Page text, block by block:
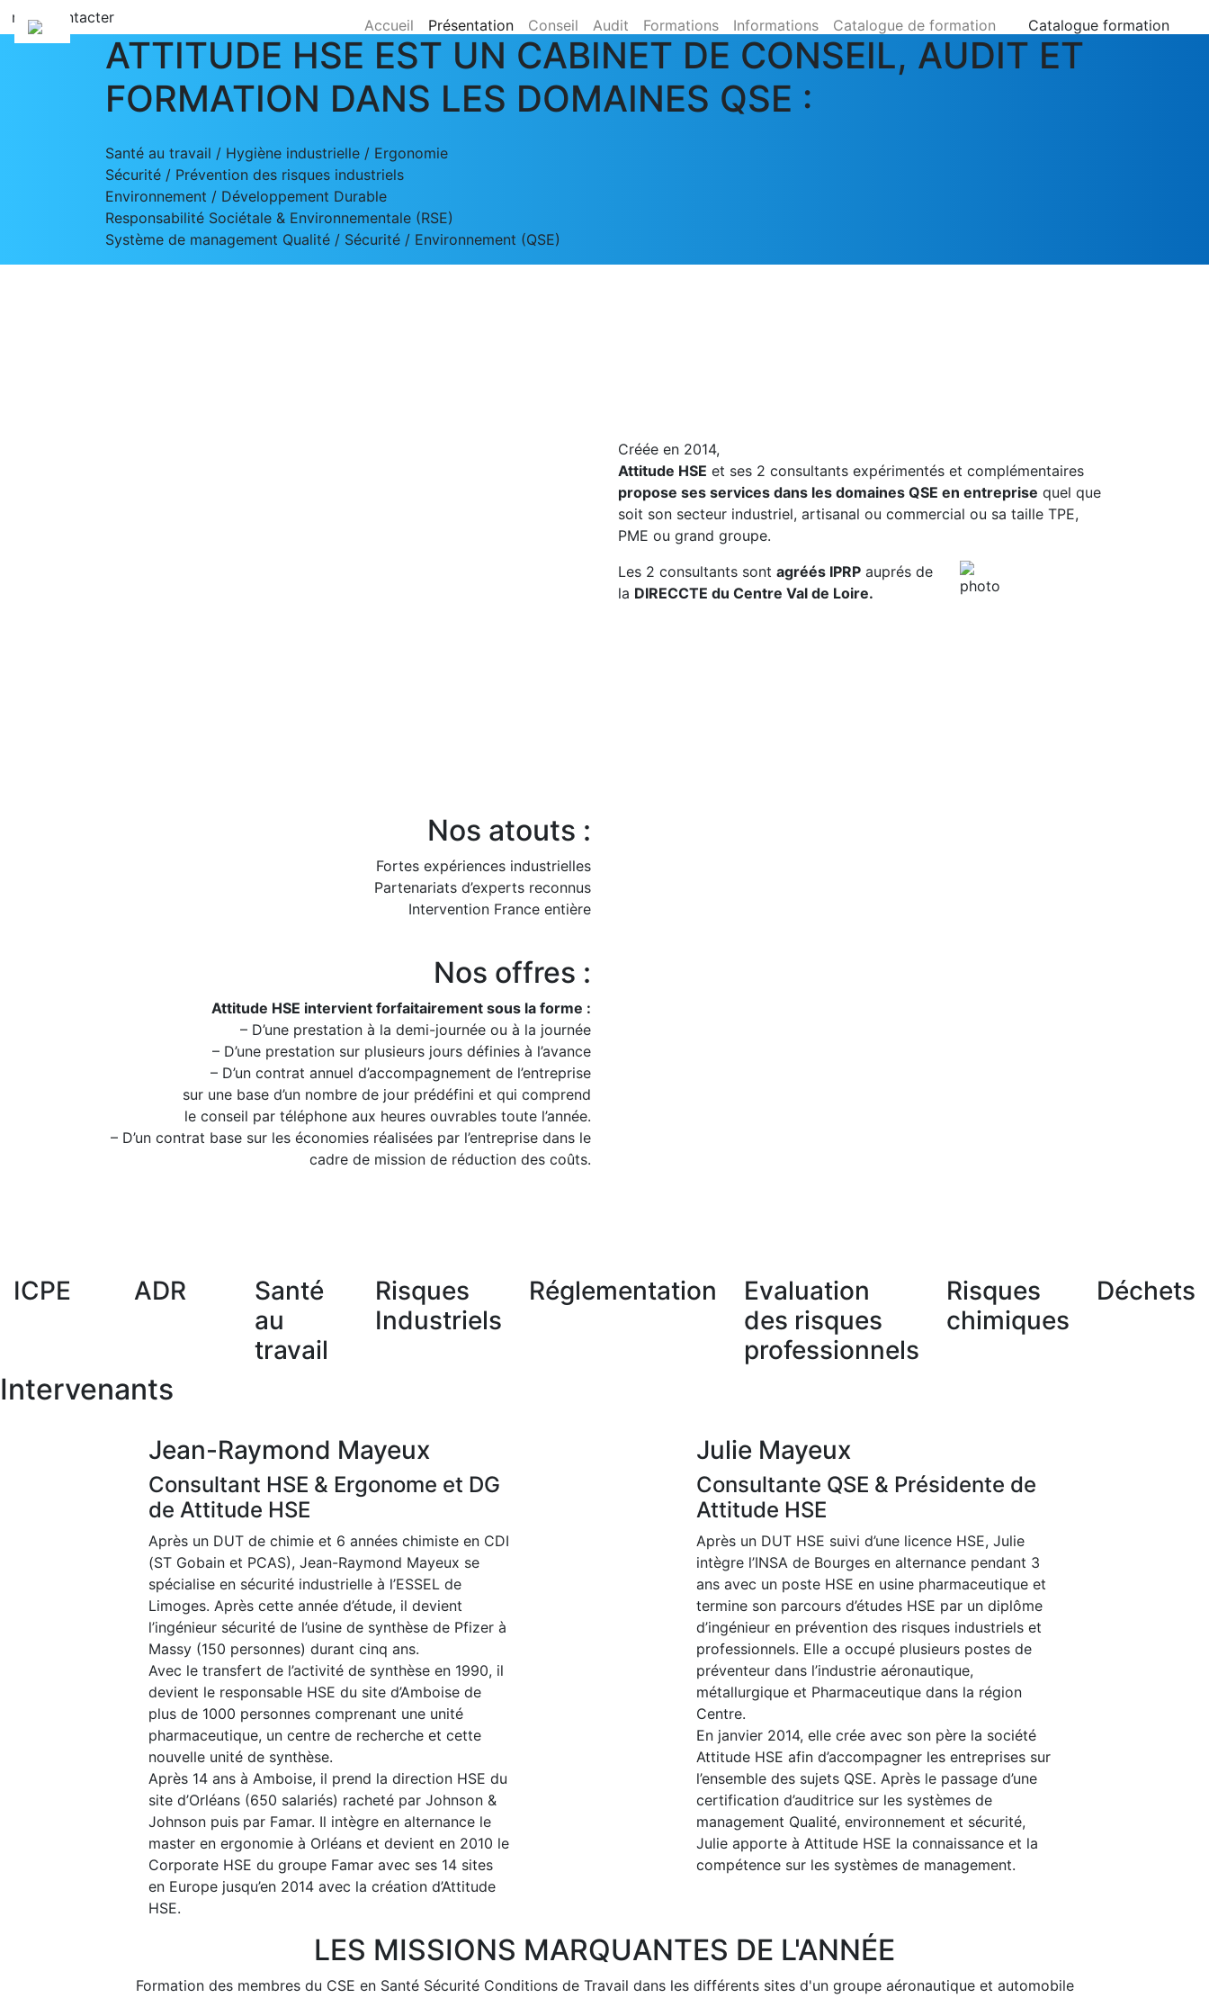
Accueil Présentation Conseil Audit Formations Informations Catalogue de formation Catalogue formation
nous contacter
ATTITUDE HSE EST UN CABINET DE CONSEIL, AUDIT ET
FORMATION DANS LES DOMAINES QSE :
Santé au travail / Hygiène industrielle / Ergonomie
Sécurité / Prévention des risques industriels
Environnement / Développement Durable
Responsabilité Sociétale & Environnementale (RSE)
Système de management Qualité / Sécurité / Environnement (QSE)
Créée en 2014,
Attitude HSE et ses 2 consultants expérimentés et complémentaires
propose ses services dans les domaines QSE en entreprise quel que
soit son secteur industriel, artisanal ou commercial ou sa taille TPE,
PME ou grand groupe.
Les 2 consultants sont agréés IPRP auprés de
la DIRECCTE du Centre Val de Loire.
Nos atouts :
Fortes expériences industrielles
Partenariats d’experts reconnus
Intervention France entière
Nos offres :
Attitude HSE intervient forfaitairement sous la forme :
– D’une prestation à la demi-journée ou à la journée
– D’une prestation sur plusieurs jours définies à l’avance
– D’un contrat annuel d’accompagnement de l’entreprise
sur une base d’un nombre de jour prédéfini et qui comprend
le conseil par téléphone aux heures ouvrables toute l’année.
– D’un contrat base sur les économies réalisées par l’entreprise dans le
cadre de mission de réduction des coûts.
ICPE ADR
Santé
au
travail
Risques
Industriels
Réglementation
Evaluation
des risques
professionnels
Risques
chimiques
Déchets
Intervenants
Jean-Raymond Mayeux
Consultant HSE & Ergonome et DG
de Attitude HSE
Après un DUT de chimie et 6 années chimiste en CDI
(ST Gobain et PCAS), Jean-Raymond Mayeux se
spécialise en sécurité industrielle à l’ESSEL de
Limoges. Après cette année d’étude, il devient
l’ingénieur sécurité de l’usine de synthèse de Pfizer à
Massy (150 personnes) durant cinq ans.
Avec le transfert de l’activité de synthèse en 1990, il
devient le responsable HSE du site d’Amboise de
plus de 1000 personnes comprenant une unité
pharmaceutique, un centre de recherche et cette
nouvelle unité de synthèse.
Après 14 ans à Amboise, il prend la direction HSE du
site d’Orléans (650 salariés) racheté par Johnson &
Johnson puis par Famar. Il intègre en alternance le
master en ergonomie à Orléans et devient en 2010 le
Corporate HSE du groupe Famar avec ses 14 sites
en Europe jusqu’en 2014 avec la création d’Attitude
HSE.
Julie Mayeux
Consultante QSE & Présidente de
Attitude HSE
Après un DUT HSE suivi d’une licence HSE, Julie
intègre l’INSA de Bourges en alternance pendant 3
ans avec un poste HSE en usine pharmaceutique et
termine son parcours d’études HSE par un diplôme
d’ingénieur en prévention des risques industriels et
professionnels. Elle a occupé plusieurs postes de
préventeur dans l’industrie aéronautique,
métallurgique et Pharmaceutique dans la région
Centre.
En janvier 2014, elle crée avec son père la société
Attitude HSE afin d’accompagner les entreprises sur
l’ensemble des sujets QSE. Après le passage d’une
certification d’auditrice sur les systèmes de
management Qualité, environnement et sécurité,
Julie apporte à Attitude HSE la connaissance et la
compétence sur les systèmes de management.
LES MISSIONS MARQUANTES DE L'ANNÉE
Formation des membres du CSE en Santé Sécurité Conditions de Travail dans les différents sites d'un groupe aéronautique et automobile